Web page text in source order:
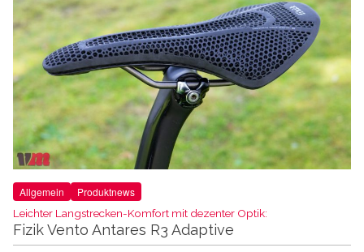
Allgemein Produktnews
Leichter Langstrecken-Komfort mit dezenter Optik:
Fizik Vento Antares R3 Adaptive